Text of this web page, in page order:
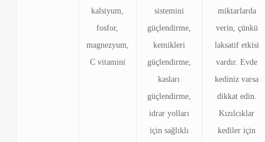
kalsiyum,
fosfor,
magnezyum,
C vitamini
sistemini
güçlendirme,
kemikleri
güçlendirme,
kasları
güçlendirme,
idrar yolları
için sağlıklı
miktarlarda
verin, çünkü
laksatif etkisi
vardır. Evde
kediniz varsa
dikkat edin.
Kızılcıklar
kediler için